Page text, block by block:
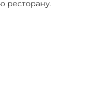
ресторану.